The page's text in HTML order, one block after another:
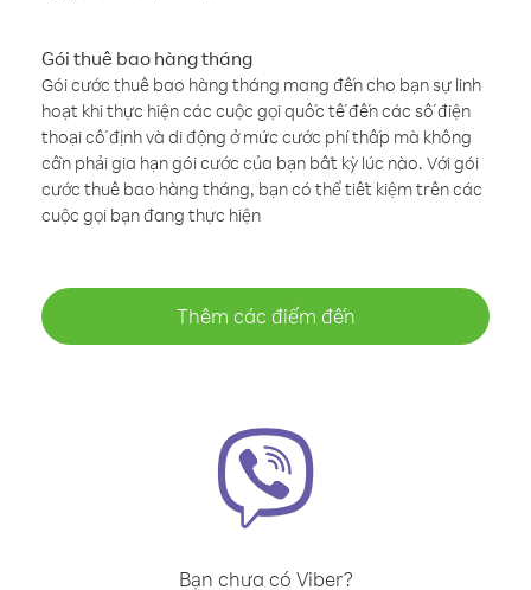
Gói thuê bao hàng tháng
Gói cước thuê bao hàng tháng mang đến cho bạn sự linh
hoạt khi thực hiện các cuộc gọi quốc tế đến các số điện
thoại cố định và di động ở mức cước phí thấp mà không
cần phải gia hạn gói cước của bạn bất kỳ lúc nào. Với gói
cước thuê bao hàng tháng, bạn có thể tiết kiệm trên các
cuộc gọi bạn đang thực hiện
Thêm các điểm đến
Bạn chưa có Viber?